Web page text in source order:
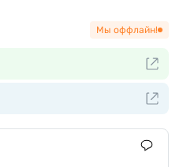
Мы оффлайн!